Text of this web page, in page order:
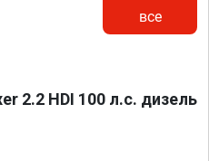
все
2.2 HDI 100 л.с. дизель